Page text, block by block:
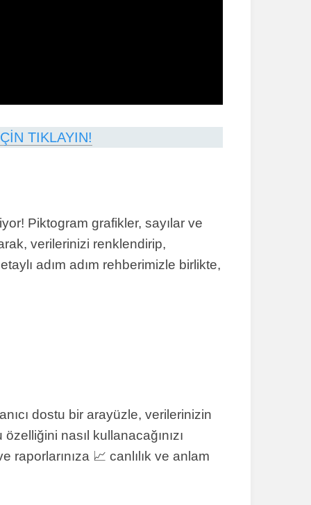
TIKLAYIN!
Piktogram grafikler, sayılar ve
verilerinizi renklendirip,
adım adım rehberimizle birlikte,
dostu bir arayüzle, verilerinizin
nasıl kullanacağınızı
📈 canlılık ve anlam